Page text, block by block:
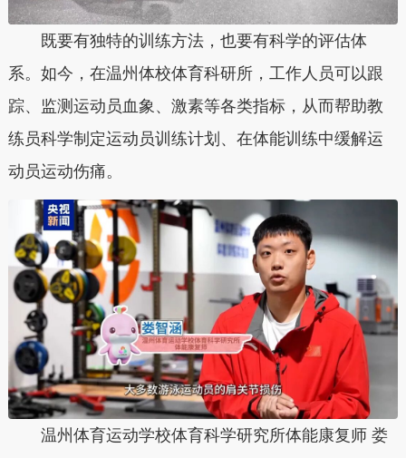
既要有独特的训练方法，也要有科学的评估体
系。如今，在温州体校体育科研所，工作人员可以跟
踪、监测运动员血象、激素等各类指标，从而帮助教
练员科学制定运动员训练计划、在体能训练中缓解运
动员运动伤痛。
温州体育运动学校体育科学研究所体能康复师 娄